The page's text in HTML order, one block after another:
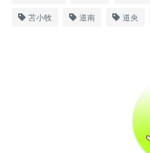
苫小牧 道南 道央